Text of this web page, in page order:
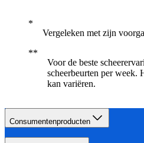
Vergeleken met zijn
Voor de beste
scheerbeurten per week.
kan variëren.
Consumentenproducten